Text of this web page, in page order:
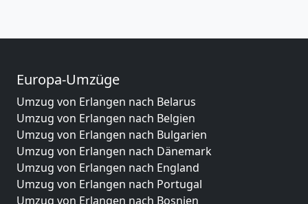
Europa-Umzüge
Umzug von Erlangen nach Belarus
Umzug von Erlangen nach Belgien
Umzug von Erlangen nach Bulgarien
Umzug von Erlangen nach Dänemark
Umzug von Erlangen nach England
Umzug von Erlangen nach Portugal
Umzug von Erlangen nach Bosnien